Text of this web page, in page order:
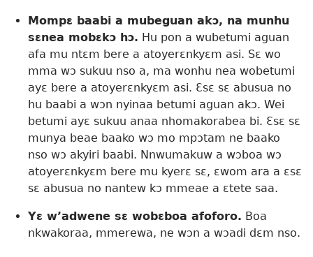
Mompɛ baabi a mubeguan akɔ, na munhu
sɛnea mobɛkɔ hɔ. Hu pon a wubetumi aguan
afa mu ntɛm bere a atoyerɛnkyɛm asi. Sɛ wo
mma wɔ sukuu nso a, ma wonhu nea wobetumi
ayɛ bere a atoyerɛnkyɛm asi. Ɛsɛ sɛ abusua no
hu baabi a wɔn nyinaa betumi aguan akɔ. Wei
betumi ayɛ sukuu anaa nhomakorabea bi. Ɛsɛ sɛ
munya beae baako wɔ mo mpɔtam ne baako
nso wɔ akyiri baabi. Nnwumakuw a wɔboa wɔ
atoyerɛnkyɛm bere mu kyerɛ sɛ, ɛwom ara a ɛsɛ
sɛ abusua no nantew kɔ mmeae a ɛtete saa.
Yɛ w’adwene sɛ wobɛboa afoforo. Boa
nkwakoraa, mmerewa, ne wɔn a wɔadi dɛm nso.